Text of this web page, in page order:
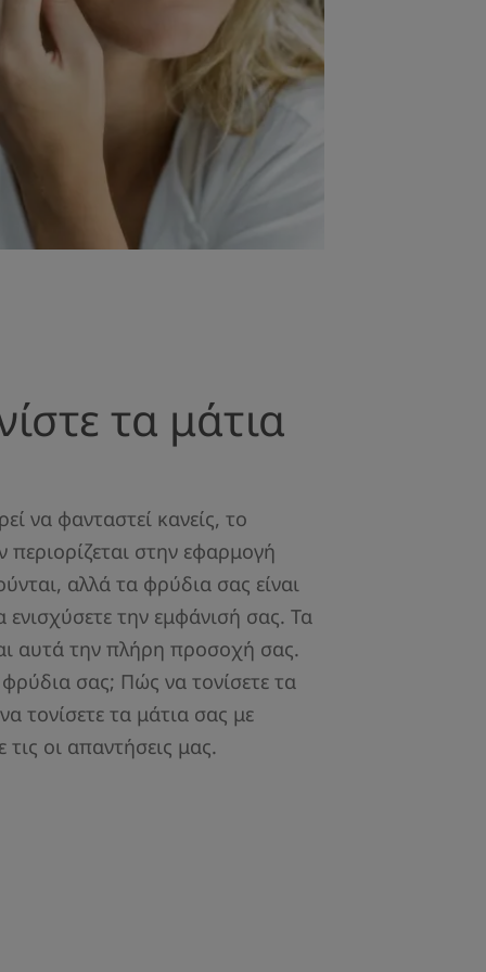
τα μάτια
να φανταστεί κανείς, το
περιορίζεται στην εφαρμογή
αλλά τα φρύδια σας είναι
ενισχύσετε την εμφάνισή σας. Τα
αυτά την πλήρη προσοχή σας.
σας; Πώς να τονίσετε τα
τονίσετε τα μάτια σας με
οι απαντήσεις μας.